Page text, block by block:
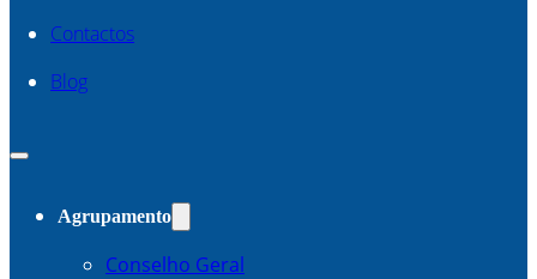
Contactos
Blog
Agrupamento
Conselho Geral